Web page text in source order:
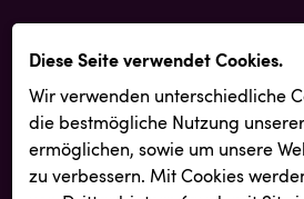
Diese Seite verwendet Cookies.
Wir verwenden unterschiedliche
die best­mögliche Nutzung
ermöglichen, sowie um unsere
zu verbessern. Mit Cookies